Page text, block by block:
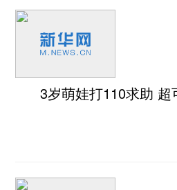
3岁萌娃打110求助 超